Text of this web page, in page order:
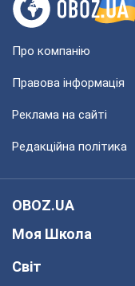
Про компанію
Правова інформація
Реклама на сайті
Редакційна політика
OBOZ.UA
Моя Школа
Світ